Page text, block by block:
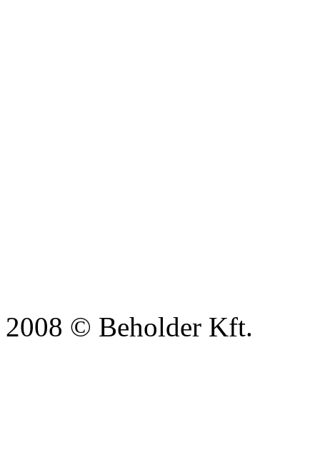
2008 © Beholder Kft.